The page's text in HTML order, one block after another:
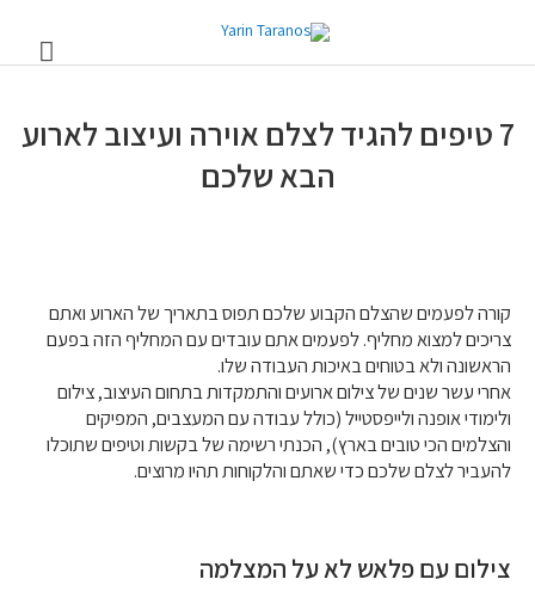
7 טיפים להגיד לצלם אוירה ועיצוב לארוע
הבא שלכם
קורה לפעמים שהצלם הקבוע שלכם תפוס בתאריך של הארוע ואתם
צריכים למצוא מחליף. לפעמים אתם עובדים עם המחליף הזה בפעם
הראשונה ולא בטוחים באיכות העבודה שלו.
אחרי עשר שנים של צילום ארועים והתמקדות בתחום העיצוב, צילום
ולימודי אופנה ולייפסטייל (כולל עבודה עם המעצבים, המפיקים
והצלמים הכי טובים בארץ), הכנתי רשימה של בקשות וטיפים שתוכלו
להעביר לצלם שלכם כדי שאתם והלקוחות תהיו מרוצים.
צילום עם פלאש לא על המצלמה